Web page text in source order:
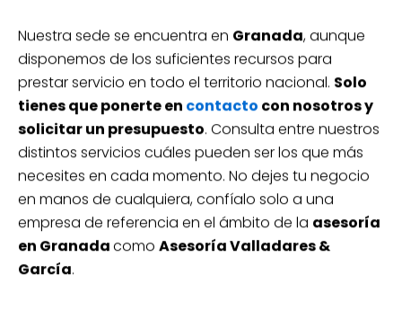
Nuestra sede se encuentra en Granada, aunque
disponemos de los suficientes recursos para
prestar servicio en todo el territorio nacional. Solo
tienes que ponerte en contacto con nosotros y
solicitar un presupuesto. Consulta entre nuestros
distintos servicios cuáles pueden ser los que más
necesites en cada momento. No dejes tu negocio
en manos de cualquiera, confíalo solo a una
empresa de referencia en el ámbito de la asesoría
en Granadacomo Asesoría Valladares &
García.